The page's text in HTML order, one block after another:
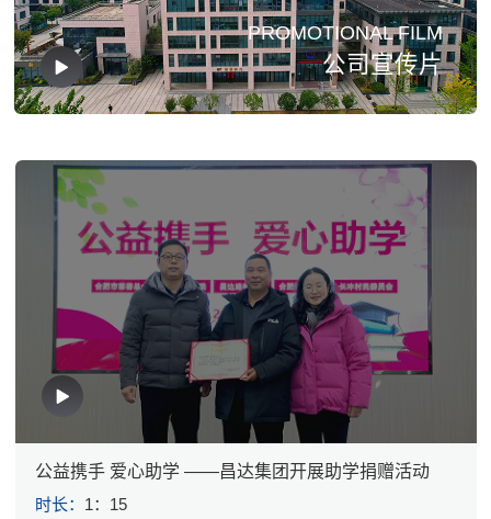
PROMOTIONAL FILM
公司宣传片
公益携手 爱心助学 ——昌达集团开展助学捐赠活动
时长： 1：15